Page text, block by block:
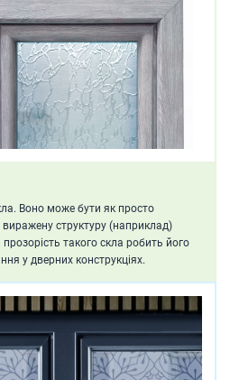
Воно може бути як просто
структуру (наприклад)
такого скла робить його
у дверних конструкціях.